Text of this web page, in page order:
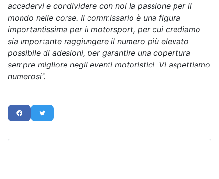
accedervi e condividere con noi la passione per il
mondo nelle corse. Il commissario è una figura
importantissima per il motorsport, per cui crediamo
sia importante raggiungere il numero più elevato
possibile di adesioni, per garantire una copertura
sempre migliore negli eventi motoristici. Vi aspettiamo
numerosi".